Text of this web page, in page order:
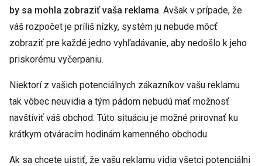
by sa mohla zobraziť vaša reklama. Avšak v prípade, že
váš rozpočet je príliš nízky, systém ju nebude môcť
zobraziť pre každé jedno vyhľadávanie, aby nedošlo k jeho
priskorému vyčerpaniu.
Niektorí z vašich potenciálnych zákazníkov vašu reklamu
tak vôbec neuvidia a tým pádom nebudú mať možnosť
navštíviť váš obchod. Túto situáciu je možné prirovnať ku
krátkym otváracím hodinám kamenného obchodu.
Ak sa chcete uistiť, že vašu reklamu vidia všetci potenciálni